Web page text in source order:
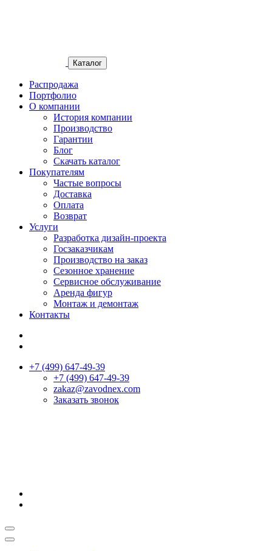
Каталог
Распродажа
Портфолио
О компании
История компании
Производство
Гарантии
Блог
Скачать каталог
Покупателям
Частые вопросы
Доставка
Оплата
Возврат
Услуги
Разработка дизайн-проекта
Госзаказчикам
Производство на заказ
Сезонное хранение
Сервисное обслуживание
Аренда фигур
Монтаж и демонтаж
Контакты
+7 (499) 647-49-39
+7 (499) 647-49-39
zakaz@zavodnex.сom
Заказать звонок